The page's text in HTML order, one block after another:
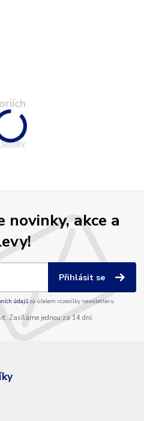
novinky, akce a
Přihlásit se
údajůza účelem rozesílky newsletteru.
Zasíláme jednou za 14 dní.